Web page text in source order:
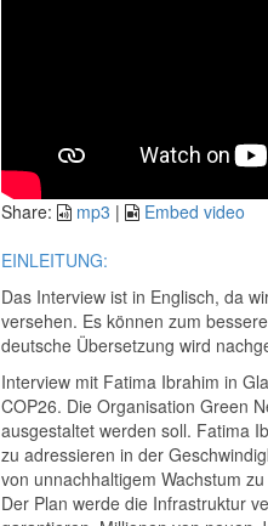
Share: mp3 |
Embed video
EINLEITUNG:
Das Interview ist in Englisch, da
versehen. Es können zum
deutsche Übersetzung wird
Interview mit Fatima Ibrahim in
COP26. Die Organisation Green
ausgestaltet werden soll. Fatima
zu adressieren in der
von unnachhaltigem Wachstum
Der Plan werde die Infrastruktur